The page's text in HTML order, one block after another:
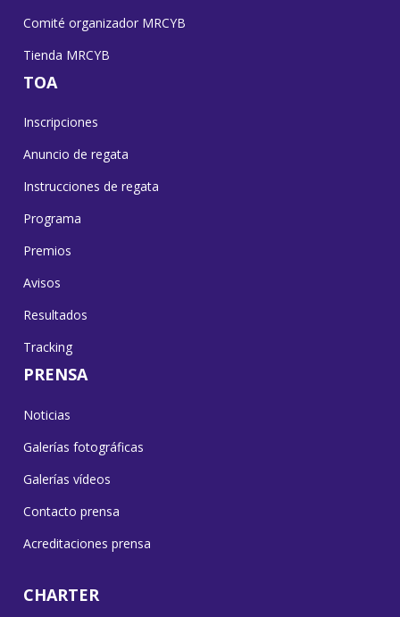
Comité organizador MRCYB
Tienda MRCYB
TOA
Inscripciones
Anuncio de regata
Instrucciones de regata
Programa
Premios
Avisos
Resultados
Tracking
PRENSA
Noticias
Galerías fotográficas
Galerías vídeos
Contacto prensa
Acreditaciones prensa
CHARTER